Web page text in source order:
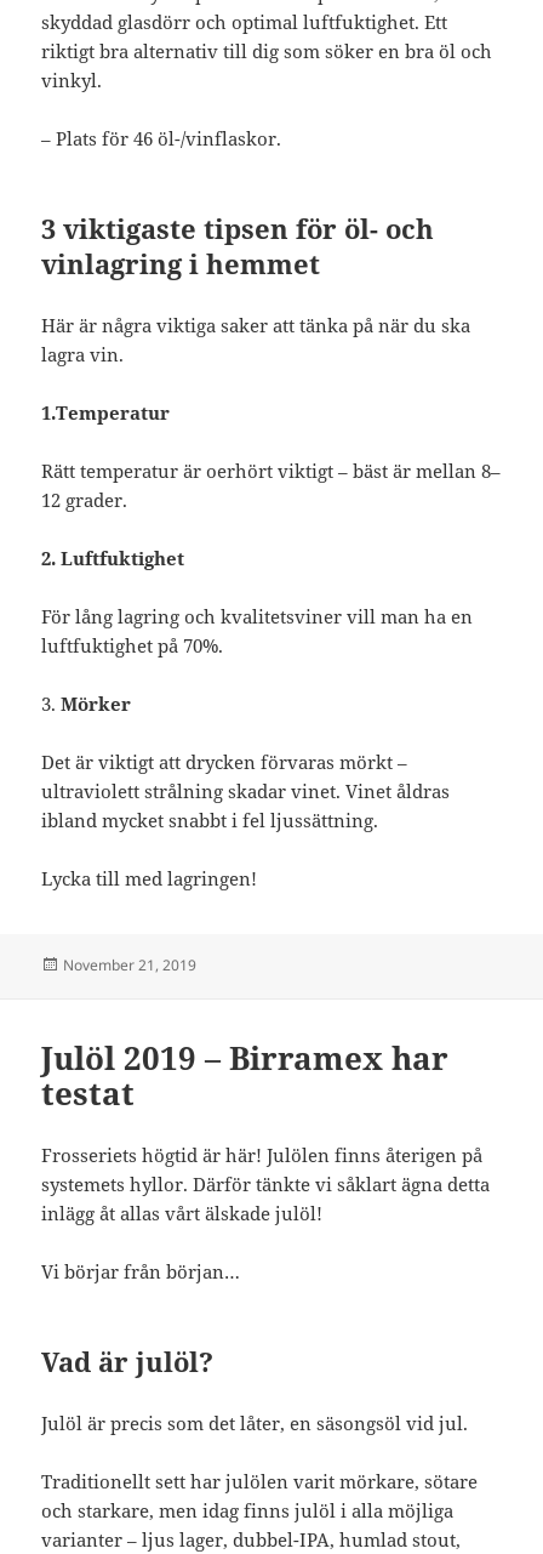
skyddad glasdörr och optimal luftfuktighet. Ett
riktigt bra alternativ till dig som söker en bra öl och
vinkyl.
– Plats för 46 öl-/vinflaskor.
3 viktigaste tipsen för öl- och
vinlagring i hemmet
Här är några viktiga saker att tänka på när du ska
lagra vin.
1.Temperatur
Rätt temperatur är oerhört viktigt – bäst är mellan 8–
12 grader.
2. Luftfuktighet
För lång lagring och kvalitetsviner vill man ha en
luftfuktighet på 70%.
3.Mörker
Det är viktigt att drycken förvaras mörkt –
ultraviolett strålning skadar vinet. Vinet åldras
ibland mycket snabbt i fel ljussättning.
Lycka till med lagringen!
Posted
November 21, 2019
Julöl 2019 – Birramex har
testat
Frosseriets högtid är här! Julölen finns återigen på
systemets hyllor. Därför tänkte vi såklart ägna detta
inlägg åt allas vårt älskade julöl!
Vi börjar från början…
Vad är julöl?
Julöl är precis som det låter, en säsongsöl vid jul.
Traditionellt sett har julölen varit mörkare, sötare
och starkare, men idag finns julöl i alla möjliga
varianter – ljus lager, dubbel-IPA, humlad stout,